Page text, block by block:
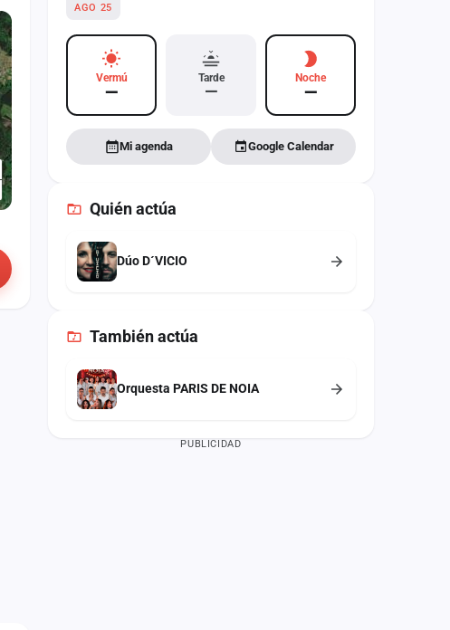
AGO 25
Vermú
—
Tarde
—
Noche
—
Mi agenda Google Calendar
Quién actúa
Dúo D´VICIO
Tambiénactúa
Orquesta PARIS DE NOIA
PUBLICIDAD